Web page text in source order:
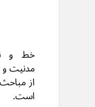
خط و
مدنیت و
از
است.